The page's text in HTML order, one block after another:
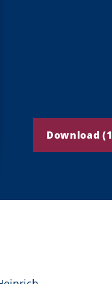
Download